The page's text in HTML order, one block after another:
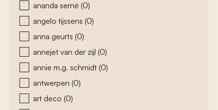
ananda serné (0)
angelo tijssens (0)
anna geurts (0)
annejet van der zijl (0)
annie m.g. schmidt (0)
antwerpen (0)
art deco (0)